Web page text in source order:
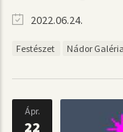
2022.06.24.
Festészet Nádor Galéria
Ápr.
22